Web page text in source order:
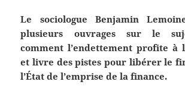
Le sociologue Benjamin
plusieurs ouvrages sur le
comment l’endettement profite à
et livre des pistes pour libérer le
l’État de l’emprise de la finance.